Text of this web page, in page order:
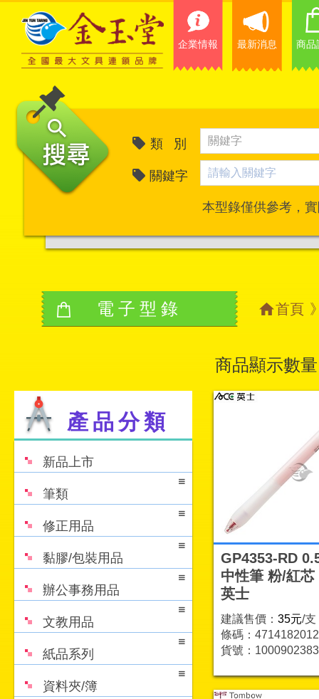
企業情報 最新消息 商品
類 別
關鍵字
本型錄僅供參考，
電子型錄 首頁
產品分類
新品上市
筆類
修正用品
黏膠/包裝用品
辦公事務用品
文教用品
紙品系列
資料夾/簿
商品顯示數量
GP4353-RD
中性筆 粉/紅芯
英士
建議售價： 35元/支
條碼：
貨號：1000902383